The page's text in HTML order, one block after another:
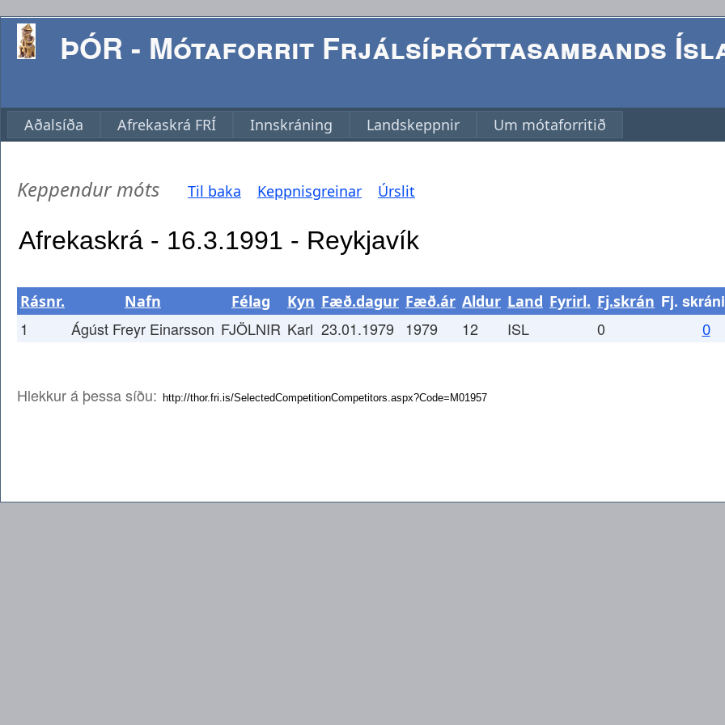
ÞÓR - Mótaforrit Frjálsíþróttasambands
Aðalsíða
Afrekaskrá FRÍ Innskráning Landskeppnir Um mótaforritið
Keppendur móts Til baka Keppnisgreinar Úrslit
Rásnr. Nafn Félag Kyn Fæð.dagur Fæð.ár Aldur Land Fyrirl. Fj.skrán Fj.
1
Ágúst Freyr Einarsson FJÖLNIR Karl 23.01.1979 1979 12 ISL 0 0
Hlekkur á þessa síðu: